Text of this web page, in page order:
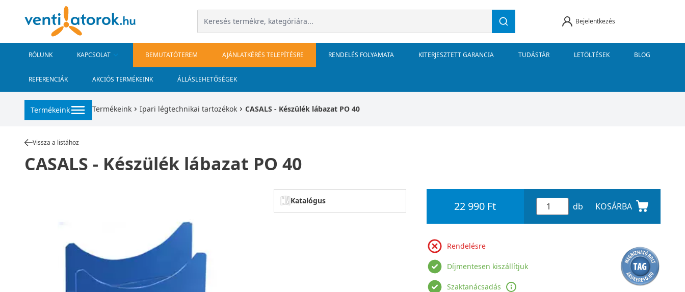
Bejelentkezés
RÓLUNK KAPCSOLAT BEMUTATÓTEREM AJÁNLATKÉRÉS TELEPÍTÉSRE RENDELÉS FOLYAMATA KITERJESZTETT GARANCIA TUDÁSTÁR LETÖLTÉSEK BLOG
REFERENCIÁK AKCIÓS TERMÉKEINK ÁLLÁSLEHETŐSÉGEK
Termékeink Termékeink Ipari légtechnikai tartozékok CASALS - Készülék lábazat PO 40
Vissza a listához
CASALS - Készülék lábazat PO 40
Katalógus 22 990 Ft db KOSÁRBA
Rendelésre
Díjmentesen kiszállítjuk
Szaktanácsadás